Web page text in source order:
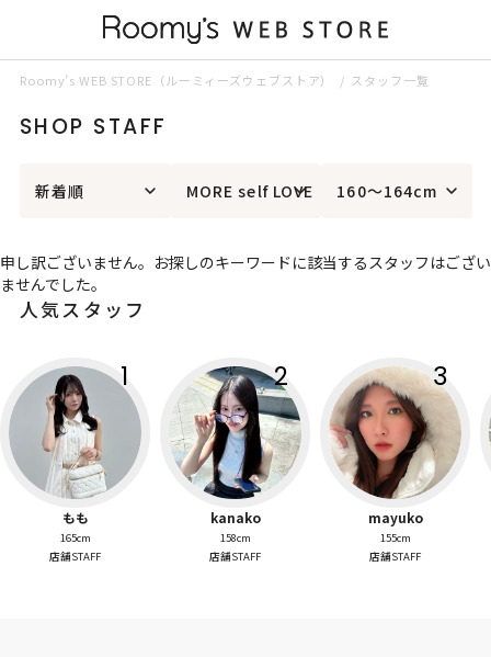
Roomy’s WEB STORE（ルーミィーズウェブストア） スタッフ一覧
SHOP STAFF
新着順 MORE self LOVE 160～164cm
申し訳ございません。お探しのキーワードに該当するスタッフはござい
ませんでした。
人気スタッフ
1
もも
165cm
店舗STAFF
2
kanako
158cm
店舗STAFF
3
mayuko
155cm
店舗STAFF